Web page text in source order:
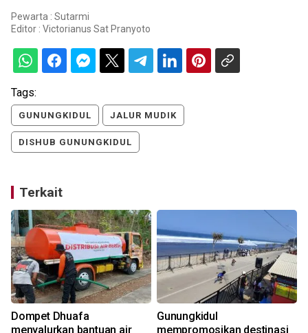
Pewarta : Sutarmi
Editor : Victorianus Sat Pranyoto
Tags:
GUNUNGKIDUL JALUR MUDIK
DISHUB GUNUNGKIDUL
Terkait
Dompet Dhuafa
menyalurkan bantuan air
Gunungkidul
mempromosikan destinasi